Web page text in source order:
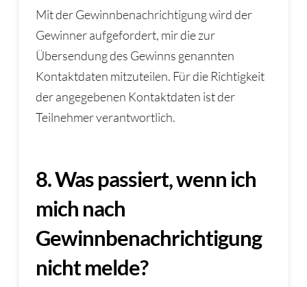
Mit der Gewinnbenachrichtigung wird der
Gewinner aufgefordert, mir die zur
Übersendung des Gewinns genannten
Kontaktdaten mitzuteilen. Für die Richtigkeit
der angegebenen Kontaktdaten ist der
Teilnehmer verantwortlich.
8. Was passiert, wenn ich
mich nach
Gewinnbenachrichtigung
nicht melde?